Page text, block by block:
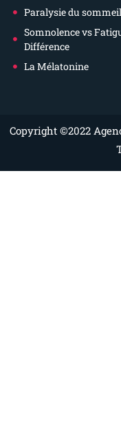
Paralysie du sommeil
Somnolence vs
Différence
La Mélatonine
Copyright ©2022